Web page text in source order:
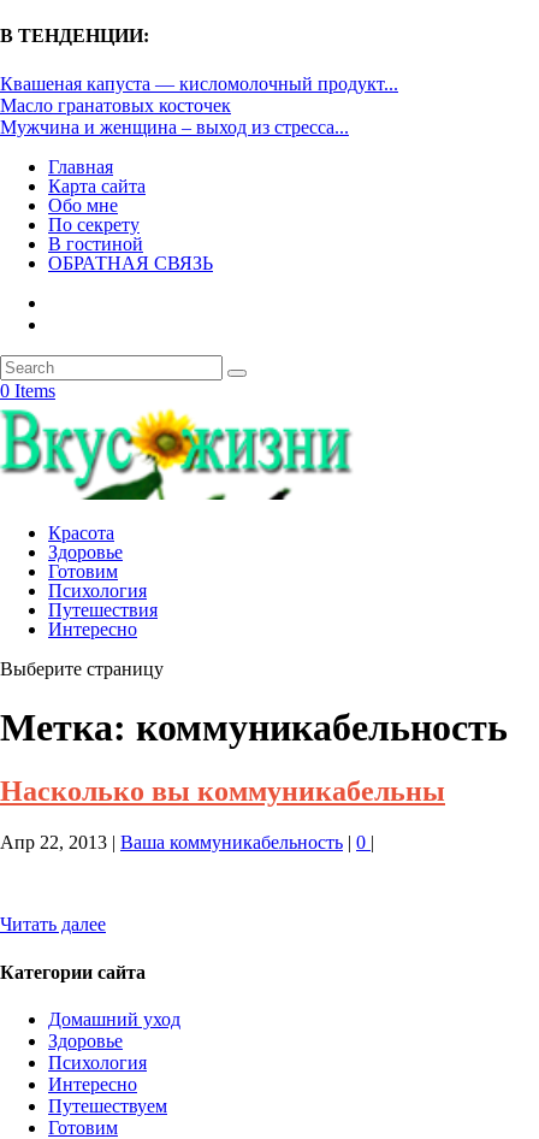
В ТЕНДЕНЦИИ:
Квашеная капуста — кисломолочный продукт...
Масло гранатовых косточек
Мужчина и женщина – выход из стресса...
Главная
Карта сайта
Обо мне
По секрету
В гостиной
ОБРАТНАЯ СВЯЗЬ
0 Items
Красота
Здоровье
Готовим
Психология
Путешествия
Интересно
Выберите страницу
Метка: коммуникабельность
Насколько вы коммуникабельны
Апр 22, 2013 | Ваша коммуникабельность | 0 |
Читать далее
Категории сайта
Домашний уход
Здоровье
Психология
Интересно
Путешествуем
Готовим